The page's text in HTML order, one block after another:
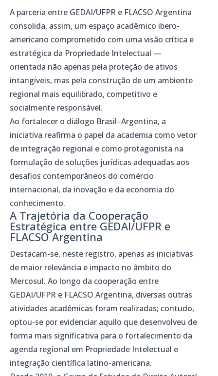
A parceria entre GEDAI/UFPR e FLACSO Argentina
consolida, assim, um espaço acadêmico ibero-
americano comprometido com uma visão crítica e
estratégica da Propriedade Intelectual —
orientada não apenas pela proteção de ativos
intangíveis, mas pela construção de um ambiente
regional mais equilibrado, competitivo e
socialmente responsável.
Ao fortalecer o diálogo Brasil–Argentina, a
iniciativa reafirma o papel da academia como vetor
de integração regional e como protagonista na
formulação de soluções jurídicas adequadas aos
desafios contemporâneos do comércio
internacional, da inovação e da economia do
conhecimento.
A Trajetória da Cooperação
Estratégica entre GEDAI/UFPR e
FLACSO Argentina
Destacam-se, neste registro, apenas as iniciativas
de maior relevância e impacto no âmbito do
Mercosul. Ao longo da cooperação entre
GEDAI/UFPR e FLACSO Argentina, diversas outras
atividades acadêmicas foram realizadas; contudo,
optou-se por evidenciar aquilo que desenvolveu de
forma mais significativa para o fortalecimento da
agenda regional em Propriedade Intelectual e
integração científica latino-americana.